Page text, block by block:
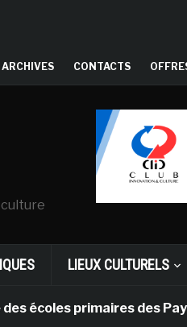
ARCHIVES CONTACTS
LIEUX CULTURELS
primaires des Pays-bas